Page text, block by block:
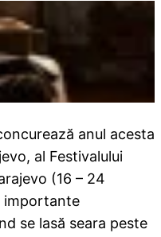
anul acesta
al Festivalului
(16 – 24
importante
se lasă seara peste